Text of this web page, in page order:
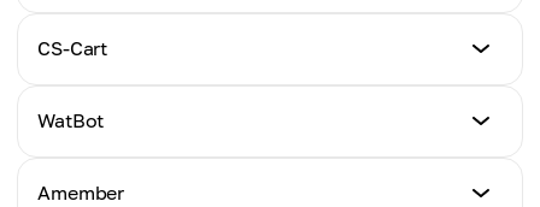
Poradnik
CS-Cart
Poradnik
WatBot
Poradnik
Amember